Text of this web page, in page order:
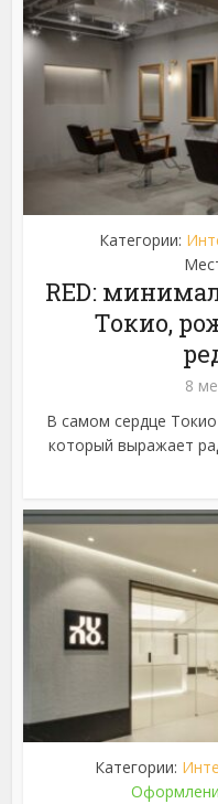
Категории:
RED:
Токио,
8
В самом сердце
который выражает
Категории: